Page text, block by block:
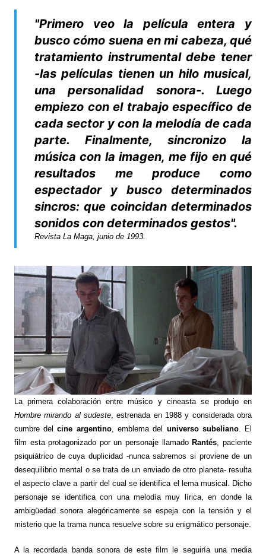
"Primero veo la película entera y
busco cómo suena en mi cabeza, qué
tratamiento instrumental debe tener
-las películas tienen un hilo musical,
una personalidad sonora-. Luego
empiezo con el trabajo específico de
cada sector y con la melodía de cada
parte. Finalmente, sincronizo la
música con la imagen, me fijo en qué
resultados me produce como
espectador y busco determinados
sincros: que coincidan determinados
sonidos con determinados gestos".
Revista La Maga, junio de 1993.
La primera colaboración entre músico y cineasta se produjo en
Hombre mirando al sudeste, estrenada en 1988 y considerada obra
cumbre delcine argentino, emblema del universo subeliano. El
film esta protagonizado por un personaje llamado Rantés, paciente
psiquiátrico de cuya duplicidad -nunca sabremos si proviene de un
desequilibrio mental o se trata de un enviado de otro planeta- resulta
el aspecto clave a partir del cual se identifica el lema musical. Dicho
personaje se identifica con una melodía muy lírica, en donde la
ambigüedad sonora alegóricamente se espeja con la tensión y el
misterio que la trama nunca resuelve sobre su enigmático personaje.
A la recordada banda sonora de este film le seguiría una media